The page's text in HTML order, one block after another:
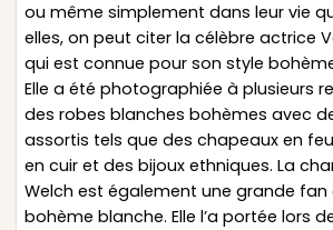
ou même simplement dans leur vie
elles, on peut citer la célèbre actrice
qui est connue pour son style
Elle a été photographiée à plusieurs
des robes blanches bohèmes avec
assortis tels que des chapeaux en
en cuir et des bijoux ethniques. La
Welch est également une grande fan
bohème blanche. Elle l’a portée lors